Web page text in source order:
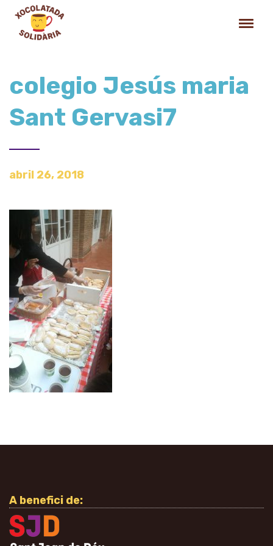
colegio Jesús maria
Sant Gervasi7
abril 26, 2018
A benefici de: